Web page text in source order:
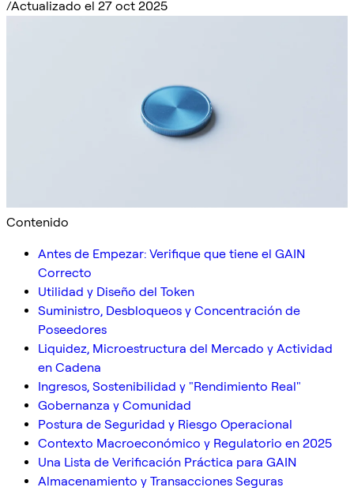
/Actualizado el 27 oct 2025
Contenido
Antes de Empezar: Verifique que tiene el GAIN
Correcto
Utilidad y Diseño del Token
Suministro, Desbloqueos y Concentración de
Poseedores
Liquidez, Microestructura del Mercado y Actividad
en Cadena
Ingresos, Sostenibilidad y "Rendimiento Real"
Gobernanza y Comunidad
Postura de Seguridad y Riesgo Operacional
Contexto Macroeconómico y Regulatorio en 2025
Una Lista de Verificación Práctica para GAIN
Almacenamiento y Transacciones Seguras